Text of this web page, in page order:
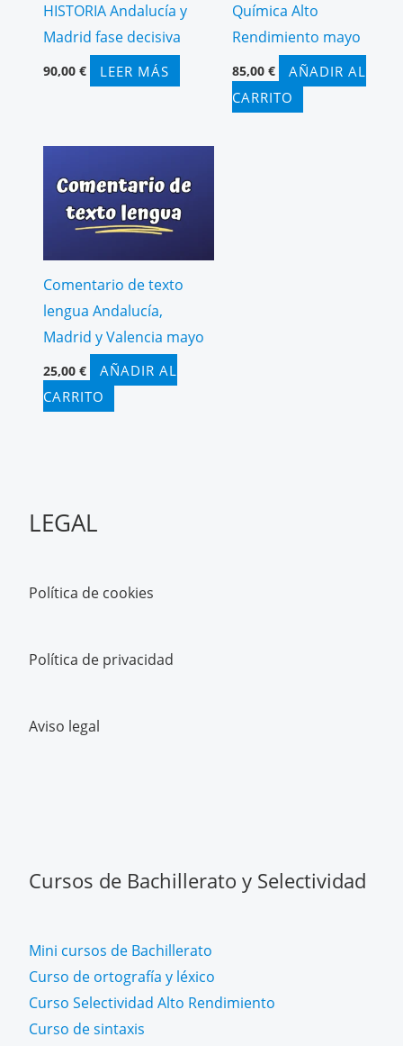
HISTORIA Andalucía y
Madrid fase decisiva
90,00 € LEER MÁS
Química Alto
Rendimiento mayo
85,00 €
AÑADIR AL
CARRITO
Comentario de texto
lengua Andalucía,
Madrid y Valencia mayo
25,00 €
AÑADIR AL
CARRITO
LEGAL
Política de cookies
Política de privacidad
Aviso legal
Cursos de Bachillerato y Selectividad
Mini cursos de Bachillerato
Curso de ortografía y léxico
Curso Selectividad Alto Rendimiento
Curso de sintaxis